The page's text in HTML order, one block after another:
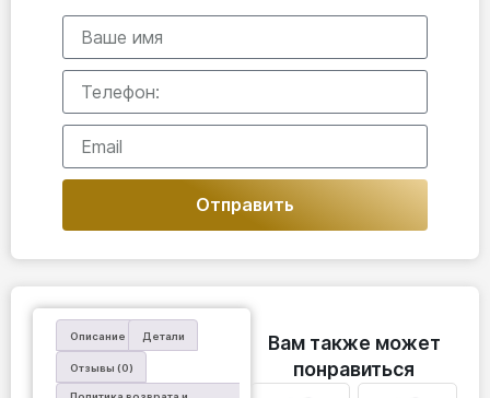
Отправить
Описание Детали
Отзывы (0)
Вам также может
понравиться